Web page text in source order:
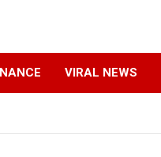
VIRAL NEWS